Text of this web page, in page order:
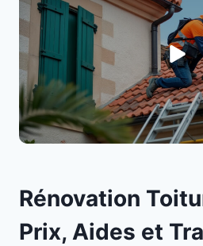
Rénovation
Prix, Aides et